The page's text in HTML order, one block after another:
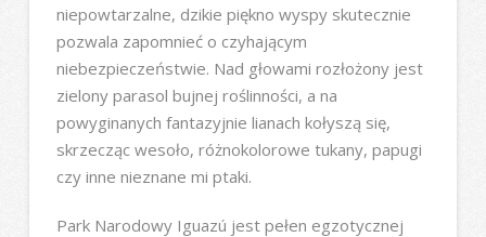
niepowtarzalne, dzikie piękno wyspy skutecznie
pozwala zapomnieć o czyhającym
niebezpieczeństwie. Nad głowami rozłożony jest
zielony parasol bujnej roślinności, a na
powyginanych fantazyjnie lianach kołyszą się,
skrzecząc wesoło, różnokolorowe tukany, papugi
czy inne nieznane mi ptaki.
Park Narodowy Iguazú jest pełen egzotycznej